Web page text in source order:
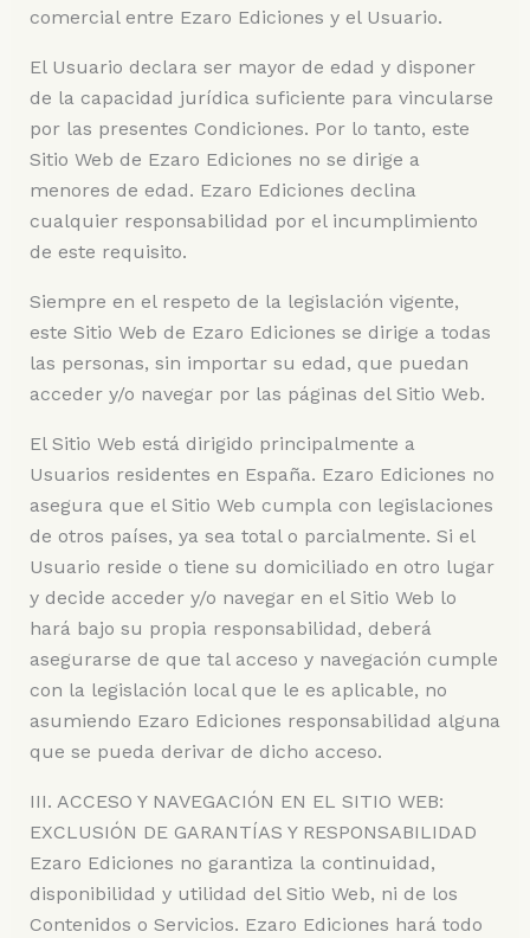
comercial entre Ezaro Ediciones y el Usuario.
El Usuario declara ser mayor de edad y disponer
de la capacidad jurídica suficiente para vincularse
por las presentes Condiciones. Por lo tanto, este
Sitio Web de Ezaro Ediciones no se dirige a
menores de edad. Ezaro Ediciones declina
cualquier responsabilidad por el incumplimiento
de este requisito.
Siempre en el respeto de la legislación vigente,
este Sitio Web de Ezaro Ediciones se dirige a todas
las personas, sin importar su edad, que puedan
acceder y/o navegar por las páginas del Sitio Web.
El Sitio Web está dirigido principalmente a
Usuarios residentes en España. Ezaro Ediciones no
asegura que el Sitio Web cumpla con legislaciones
de otros países, ya sea total o parcialmente. Si el
Usuario reside o tiene su domiciliado en otro lugar
y decide acceder y/o navegar en el Sitio Web lo
hará bajo su propia responsabilidad, deberá
asegurarse de que tal acceso y navegación cumple
con la legislación local que le es aplicable, no
asumiendo Ezaro Ediciones responsabilidad alguna
que se pueda derivar de dicho acceso.
III. ACCESO Y NAVEGACIÓN EN EL SITIO WEB:
EXCLUSIÓN DE GARANTÍAS Y RESPONSABILIDAD
Ezaro Ediciones no garantiza la continuidad,
disponibilidad y utilidad del Sitio Web, ni de los
Contenidos o Servicios. Ezaro Ediciones hará todo